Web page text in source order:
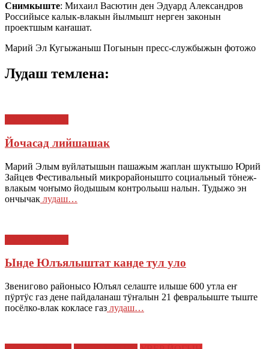
Снимкыште: Михаил Васютин ден Эдуард Александров
Российысе калык-влакын йылмышт нерген законын
проектшым каҥашат.
Марий Эл Кугыжаныш Погынын пресс-службыжын фотожо
Лудаш темлена:
Йочасад лийшашак
Марий Элым вуйлатышын пашажым жаплан шуктышо Юрий
Зайцев Фестивальный микрорайонышто социальный тӧнеж-
влакым чоҥымо йодышым контрольыш налын. Тудыжо эн
ончычак лудаш…
Ынде Юлъялыштат канде тул уло
Звенигово районысо Юлъял селаште илыше 600 утла еҥ
пӱртӱс газ дене пайдаланаш тӱҥалын 21 февральыште тыште
посёлко-влак кокласе газ лудаш…